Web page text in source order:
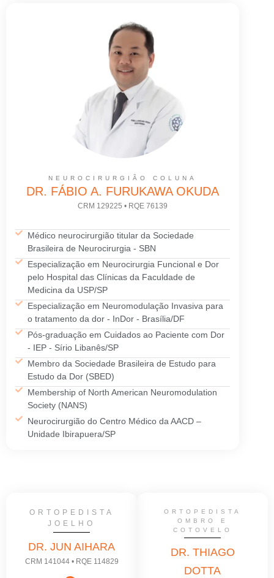
NEUROCIRURGIÃO COLUNA
DR. FÁBIO A. FURUKAWA OKUDA
CRM 129225 • RQE 76139
Médico neurocirurgião titular da Sociedade
Brasileira de Neurocirurgia - SBN
Especialização em Neurocirurgia Funcional e Dor
pelo Hospital das Clínicas da Faculdade de
Medicina da USP/SP
Especialização em Neuromodulação Invasiva para
o tratamento da dor - InDor - Brasília/DF
Pós-graduação em Cuidados ao Paciente com Dor
- IEP - Sírio Libanês/SP
Membro da Sociedade Brasileira de Estudo para
Estudo da Dor (SBED)
Membership of North American Neuromodulation
Society (NANS)
Neurocirurgião do Centro Médico da AACD –
Unidade Ibirapuera/SP
ORTOPEDISTA
JOELHO
DR. JUN AIHARA
CRM 141044 • RQE 114829
ORTOPEDISTA
OMBRO E
COTOVELO
DR. THIAGO
DOTTA